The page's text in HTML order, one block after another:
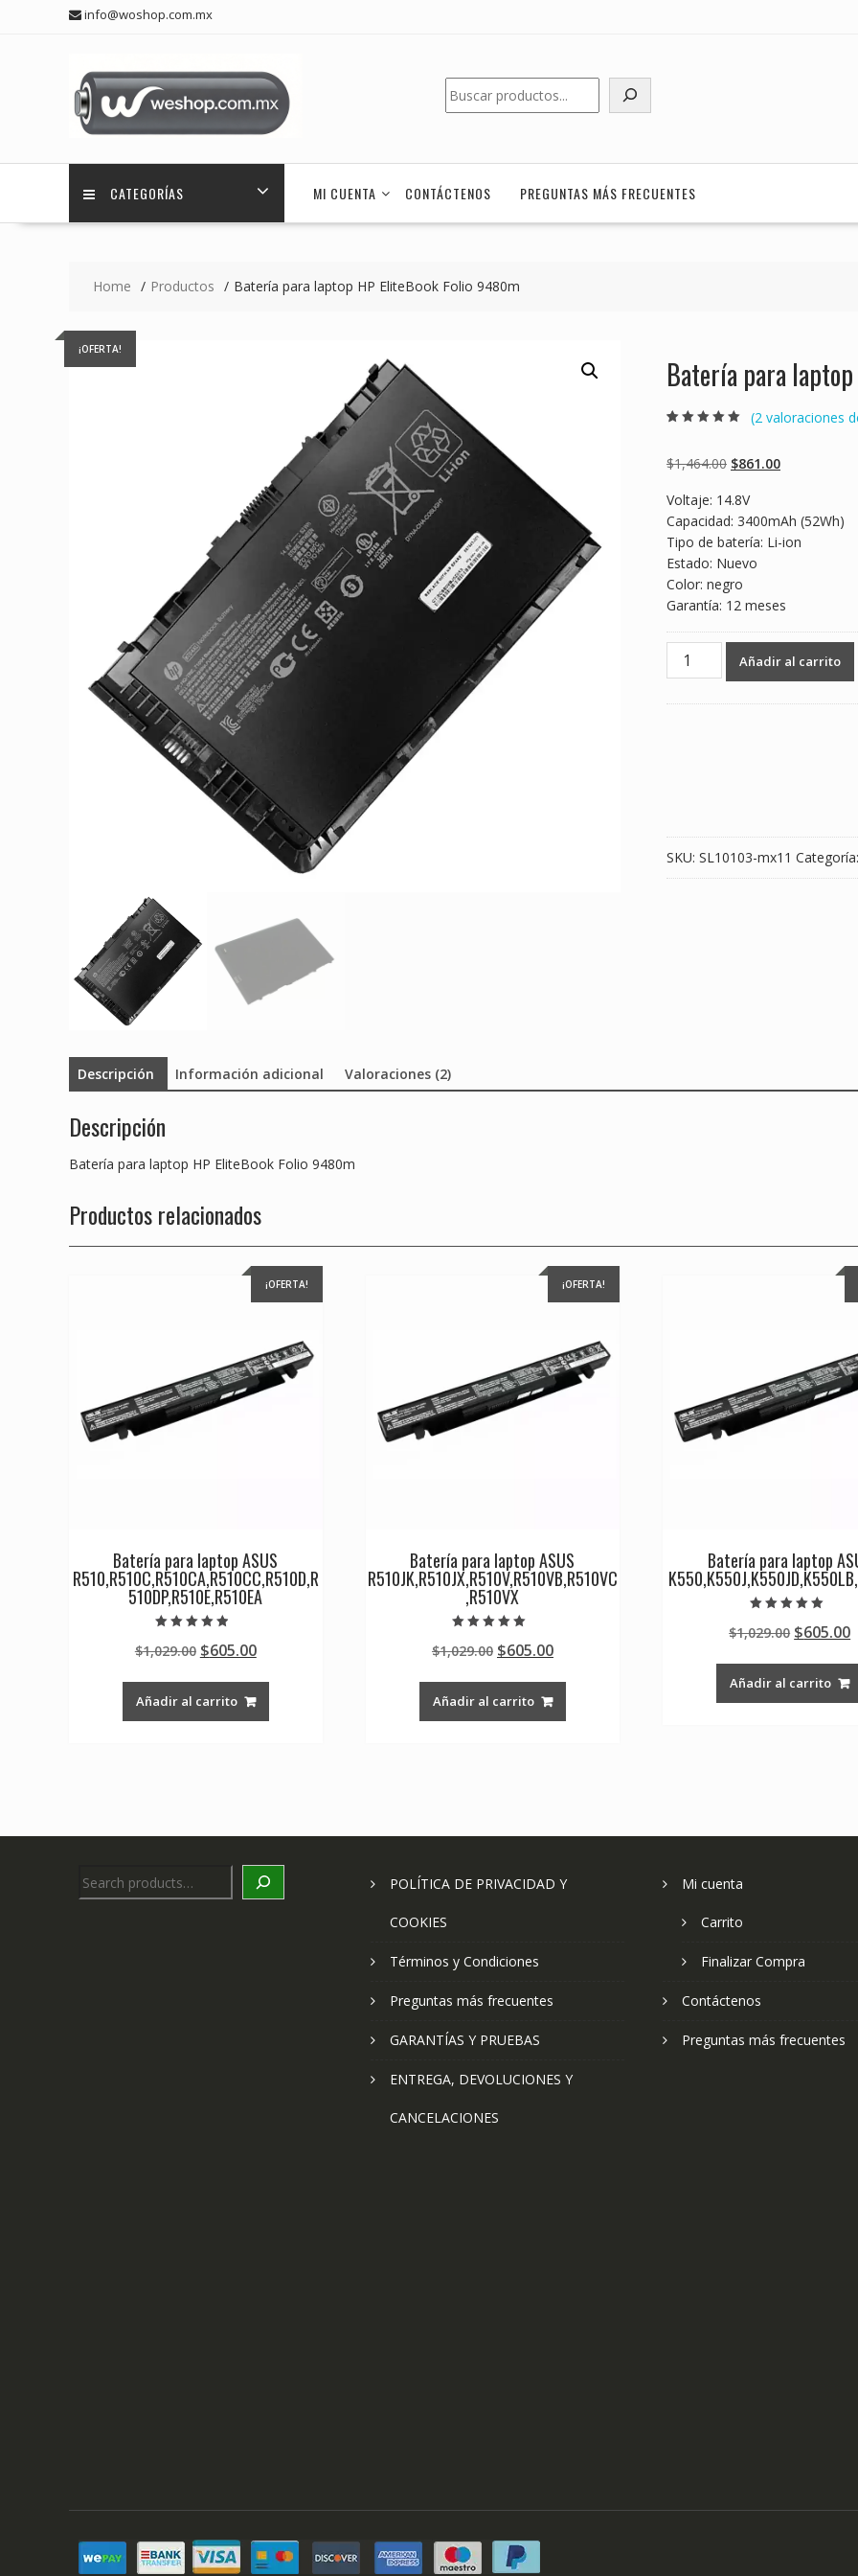
info@woshop.com.mx
Buscar
CATEGORÍAS MI CUENTA CONTÁCTENOS PREGUNTAS MÁS FRECUENTES
Home Productos Batería para laptop HP EliteBook Folio 9480m
¡OFERTA!
Batería para
basado en
puntuaciones
(2 valoraciones
$1,464.00 Original
was:
$1,464.00.
$861.00Current
$861.00.
Voltaje: 14.8V
Capacidad: 3400mAh (52Wh)
Tipo de batería: Li-ion
Estado: Nuevo
Color: negro
Garantía: 12 meses
Batería
para
Añadir al carrito
SKU: SL10103-mx11 Categoría:
Descripción Información adicional Valoraciones (2)
Descripción
Batería para laptop HP EliteBook Folio 9480m
Productos relacionados
¡OFERTA!
Batería para laptop ASUS
R510,R510C,R510CA,R510CC,R510D,R
510DP,R510E,R510EA
4.50
de 5
$1,029.00 Original
was:
$1,029.00.
$605.00Current
$605.00.
Añadir al carrito
¡OFERTA!
Batería para laptop ASUS
R510JK,R510JX,R510V,R510VB,R510VC
,R510VX
5.00
de 5
$1,029.00 Original
was:
$1,029.00.
$605.00Current
$605.00.
Añadir al carrito
Batería para laptop
5.00
de 5
$1,029.00 Original
was:
$1,029.00.
$605.00
Añadir al carrito
Search
POLÍTICA DE PRIVACIDAD Y
COOKIES
Términos y Condiciones
Preguntas más frecuentes
GARANTÍAS Y PRUEBAS
ENTREGA, DEVOLUCIONES Y
CANCELACIONES
Mi cuenta
Carrito
Finalizar Compra
Contáctenos
Preguntas más frecuentes